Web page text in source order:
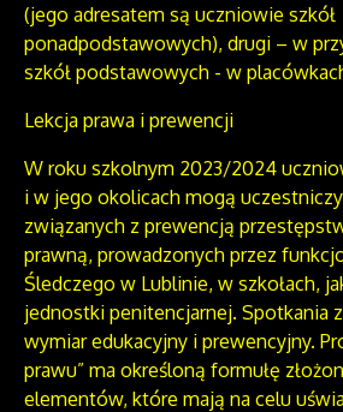
(jego adresatem są uczniowie szkół
ponadpodstawowych), drugi – w
szkół podstawowych - w
Lekcja prawa i prewencji
W roku szkolnym 2023/2024
i w jego okolicach mogą
związanych z prewencją
prawną, prowadzonych przez
Śledczego w Lublinie, w szkołach,
jednostki penitencjarnej. Spotkania
wymiar edukacyjny i prewencyjny.
prawu” ma określoną formułę
elementów, które mają na celu